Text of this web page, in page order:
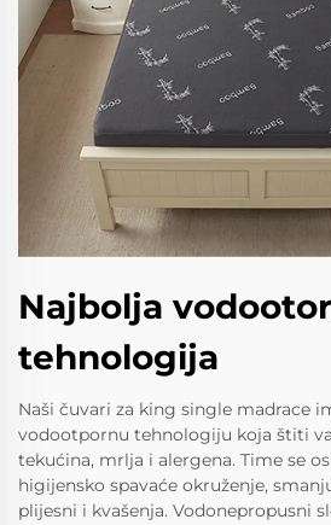
Najbolja
tehnologija
Naši čuvari za king single madrace
vodootpornu tehnologiju koja štiti
tekućina, mrlja i alergena. Time se
higijensko spavaće okruženje,
plijesni i kvašenja. Vodonepropusni